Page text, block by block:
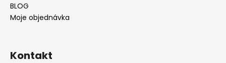
BLOG
Moje objednávka
Kontakt